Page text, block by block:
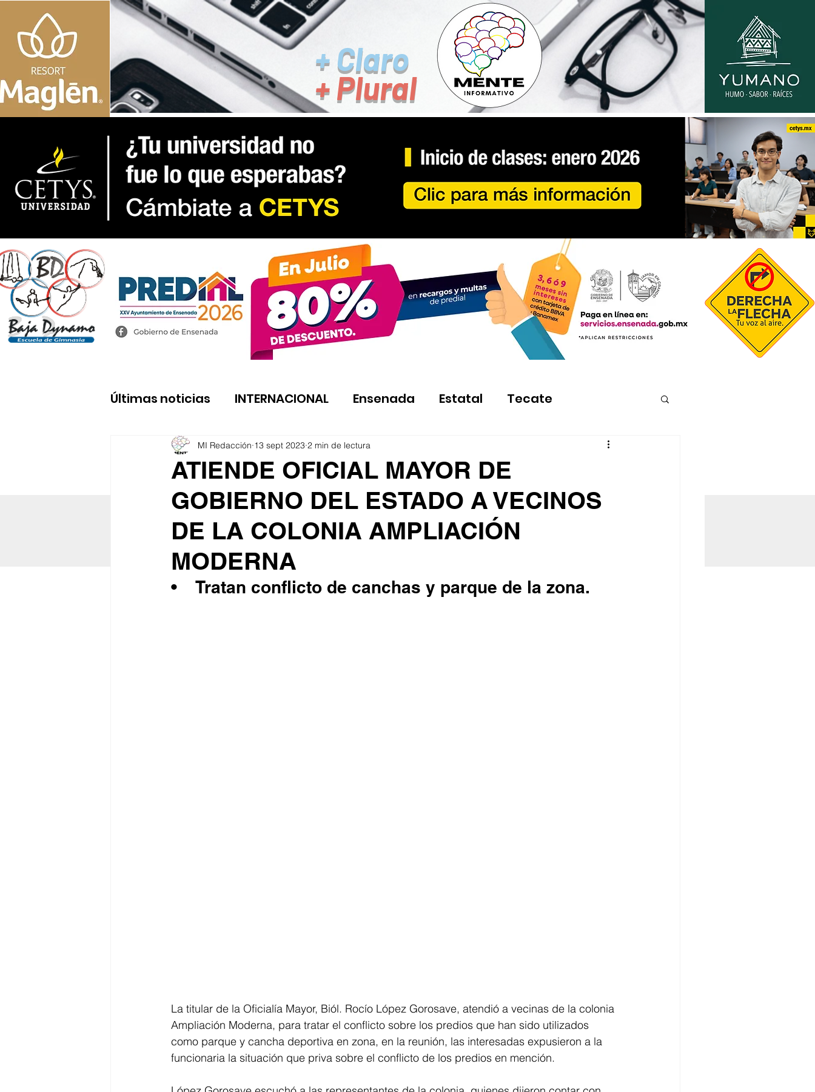
+ Claro
+ Plural
Últimas noticias INTERNACIONAL Ensenada Estatal Tecate
ATIENDE OFICIAL MAYOR DE
GOBIERNO DEL ESTADO A VECINOS
DE LA COLONIA AMPLIACIÓN
MODERNA
MI Redacción 13 sept 2023 2 min de lectura
•	Tratan conflicto de canchas y parque de la zona.
La titular de la Oficialía Mayor, Biól. Rocío López Gorosave, atendió a vecinas de la colonia
Ampliación Moderna, para tratar el conflicto sobre los predios que han sido utilizados
como parque y cancha deportiva en zona, en la reunión, las interesadas expusieron a la
funcionaria la situación que priva sobre el conflicto de los predios en mención.